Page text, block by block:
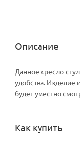
Описание
Данное кресло-
удобства. Изделие
будет уместно
Как купить